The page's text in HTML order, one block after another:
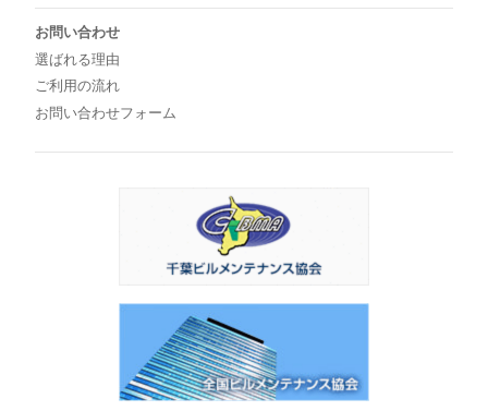
お問い合わせ
選ばれる理由
ご利用の流れ
お問い合わせフォーム